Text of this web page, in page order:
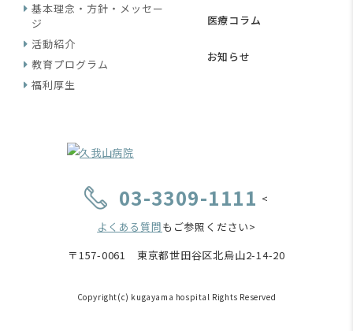
基本理念・方針・メッセー
ジ
活動紹介
教育プログラム
福利厚生
医療コラム
お知らせ
03-3309-1111 <
よくある質問もご参照ください>
〒157-0061 東京都世田谷区北烏山2-14-20
Copyright(c) kugayama hospital Rights Reserved